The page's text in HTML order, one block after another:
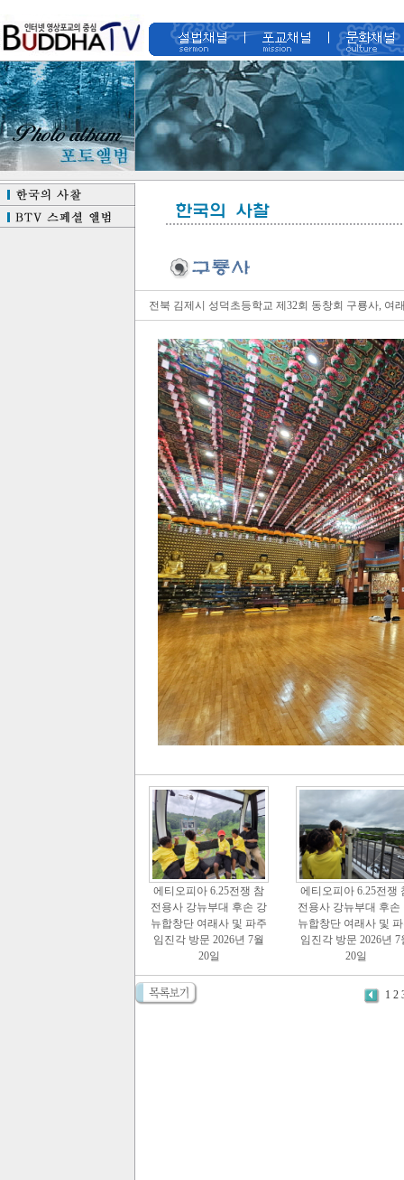
전북 김제시 성덕초등학교 제32회 동창회 구룡사, 여
에티오피아 6.25전쟁 참
전용사 강뉴부대 후손 강
뉴합창단 여래사 및 파주
임진각 방문 2026년 7월
20일
에티오피아 6.25전쟁
전용사 강뉴부대 후손
뉴합창단 여래사 및
임진각 방문 2026년 7
20일
1 2